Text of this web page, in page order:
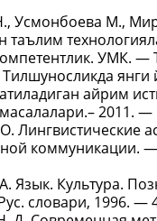
Усмонбоева М.,
таълим
УМК. —
янги
айрим
2011.
Лингвистические
коммуникации.
Язык. Культура.
словари, 1996. —